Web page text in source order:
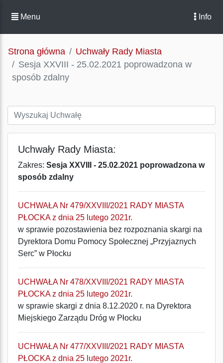
Menu Info
Strona główna
Uchwały Rady Miasta
Sesja XXVIII - 25.02.2021 poprowadzona w
sposób zdalny
Uchwały Rady Miasta:
Zakres: Sesja XXVIII - 25.02.2021 poprowadzona w
sposób zdalny
UCHWAŁA Nr 479/XXVIII/2021 RADY MIASTA
PŁOCKA z dnia 25 lutego 2021r.
w sprawie pozostawienia bez rozpoznania skargi na
Dyrektora Domu Pomocy Społecznej „Przyjaznych
Serc” w Płocku
UCHWAŁA Nr 478/XXVIII/2021 RADY MIASTA
PŁOCKA z dnia 25 lutego 2021r.
w sprawie skargi z dnia 8.12.2020 r. na Dyrektora
Miejskiego Zarządu Dróg w Płocku
UCHWAŁA Nr 477/XXVIII/2021 RADY MIASTA
PŁOCKA z dnia 25 lutego 2021r.